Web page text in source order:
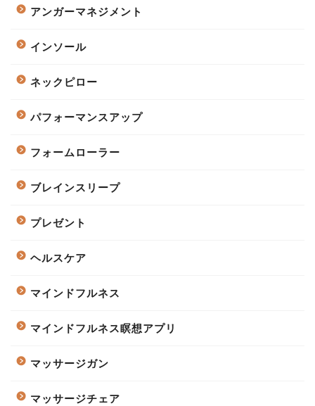
アンガーマネジメント
インソール
ネックピロー
パフォーマンスアップ
フォームローラー
ブレインスリープ
プレゼント
ヘルスケア
マインドフルネス
マインドフルネス瞑想アプリ
マッサージガン
マッサージチェア